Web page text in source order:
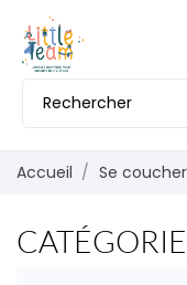
Accueil Se coucher